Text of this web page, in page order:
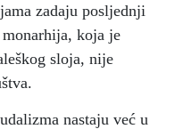
zadaju posljednji
koja je
sloja, nije
nastaju već u